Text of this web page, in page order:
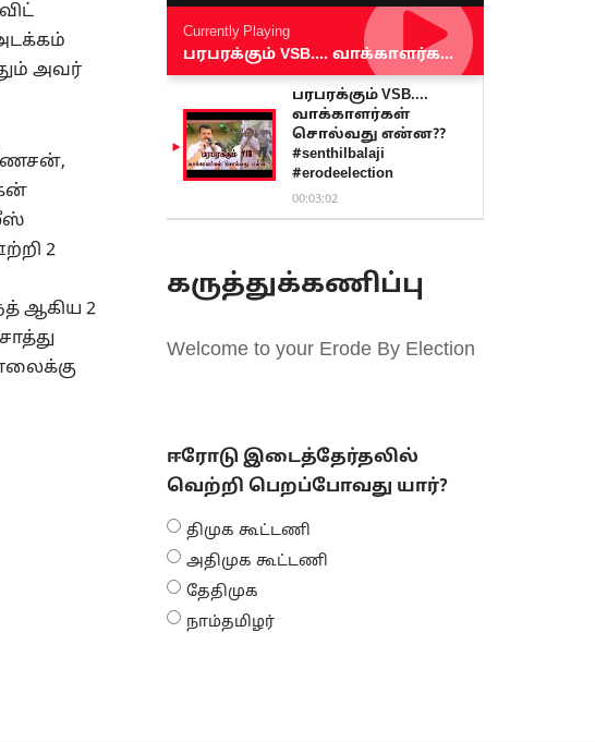
அவர்
2
ஆகிய 2
Currently Playing
பரபரக்கும் VSB.... வாக்காளர்கள் சொல்வது என்ன?? #senthilbalaji #erodeelection
பரபரக்கும் VSB....
வாக்காளர்கள்
சொல்வது என்ன??
#senthilbalaji
#erodeelection
00:03:02
கருத்துக்கணிப்பு
Welcome to your Erode By Election
ஈரோடு இடைத்தேர்தலில்
வெற்றி பெறப்போவது யார்?
திமுக கூட்டணி
அதிமுக கூட்டணி
தேதிமுக
நாம்தமிழர்